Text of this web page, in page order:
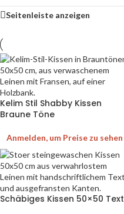
Seitenleiste anzeigen
Kelim Stil Shabby Kissen
Braune Töne
Anmelden, um Preise zu sehen
Schäbiges Kissen 50×50 Text